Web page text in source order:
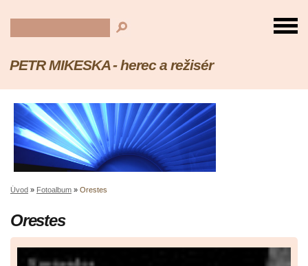
PETR MIKESKA - herec a režisér
Úvod » Fotoalbum » Orestes
Orestes